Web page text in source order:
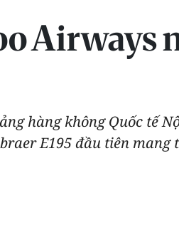
Airways
hàng không Quốc tế
E195 đầu tiên